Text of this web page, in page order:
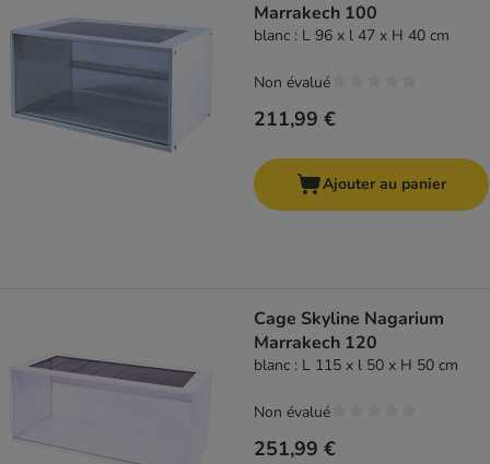
Marrakech 100
blanc : L 96 x l 47 x H 40 cm
211,99 €
Non évalué
Ajouter au panier
Cage Skyline Nagarium
Marrakech 120
blanc : L 115 x l 50 x H 50 cm
251,99 €
Non évalué